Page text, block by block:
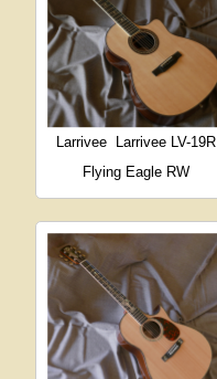
Larrivee
Larrivee LV-19R
Flying Eagle RW